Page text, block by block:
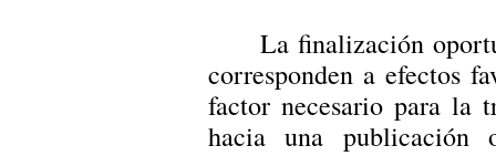
La finalización
corresponden a efectos
factor necesario para la
hacia una